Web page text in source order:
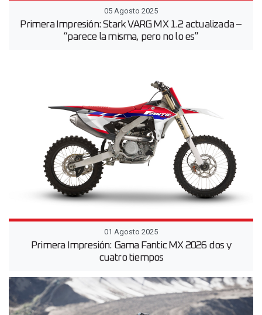
05 Agosto 2025
Primera Impresión: Stark VARG MX 1.2 actualizada –
“parece la misma, pero no lo es”
01 Agosto 2025
Primera Impresión: Gama Fantic MX 2026 dos y
cuatro tiempos